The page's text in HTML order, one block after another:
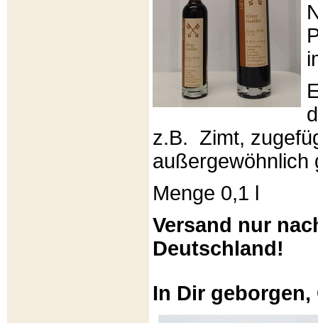
z.B. Zimt,
außergewöhnlich
Menge 0,1 l
Versand nur
Deutschland!
In Dir geborgen,